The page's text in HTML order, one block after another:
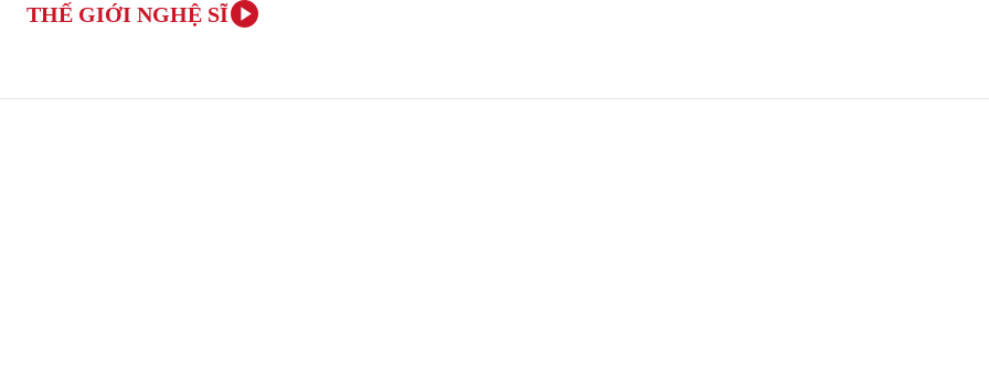
THẾ GIỚI NGHỆ SĨ